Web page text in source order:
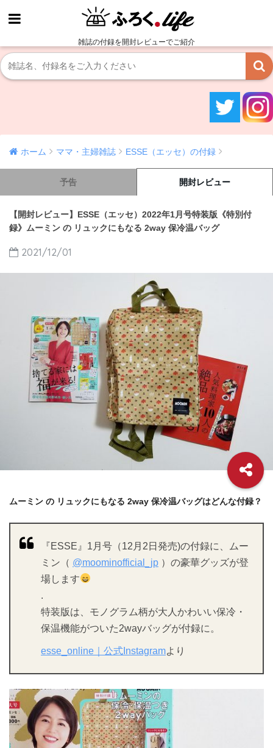
雑誌の付録を開封レビューでご紹介
ホーム ママ・主婦雑誌 ESSE（エッセ）の付録
予告 開封レビュー
【開封レビュー】ESSE（エッセ）2022年1月号特装版《特別付
録》ムーミン の リュックにもなる 2way 保冷温バッグ
2021/12/01
ムーミン の リュックにもなる 2way 保冷温バッグはどんな付録？
『ESSE』1月号（12月2日発売)の付録に、ムー
ミン（ @moominofficial_jp ）の豪華グッズが登
場します
.
特装版は、モノグラム柄が大人かわいい保冷・
保温機能がついた2wayバッグが付録に。
esse_online｜公式Instagramより